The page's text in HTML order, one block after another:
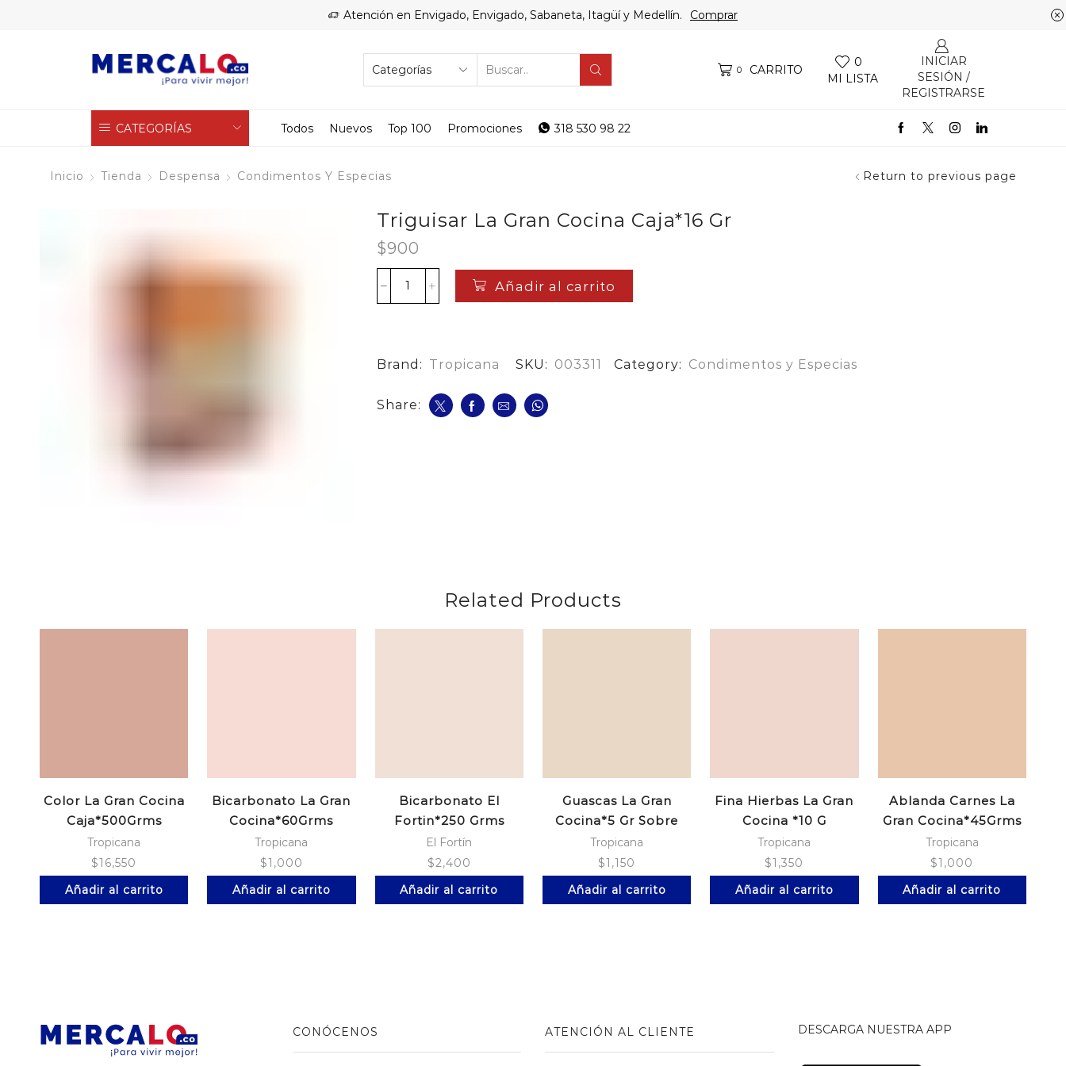
Atención en Envigado, Envigado, Sabaneta, Itagüí y Medellín. Comprar
SEARCH
0 CARRITO
0
MI LISTA
INICIAR
SESIÓN /
REGISTRARSE
CATEGORÍAS Todos Nuevos Top 100 Promociones 318 530 98 22
Inicio Tienda Despensa Condimentos Y Especias Return to previous page
Triguisar La Gran Cocina Caja*16 Gr
$900
Triguisar
La
Caja*16
Gr
Añadir al carrito
Brand: Tropicana SKU: 003311 Category: Condimentos y Especias
Share:
Related Products
Color La Gran Cocina
Caja*500Grms
Tropicana
$16,550
Añadir al carrito
Bicarbonato La Gran
Cocina*60Grms
Tropicana
$1,000
Añadir al carrito
Bicarbonato El
Fortin*250 Grms
El Fortín
$2,400
Añadir al carrito
Guascas La Gran
Cocina*5 Gr Sobre
Tropicana
$1,150
Añadir al carrito
Fina Hierbas La Gran
Cocina *10 G
Tropicana
$1,350
Añadir al carrito
Ablanda Carnes La
Gran Cocina*45Grms
Tropicana
$1,000
Añadir al carrito
CONÓCENOS ATENCIÓN AL CLIENTE DESCARGA NUESTRA APP